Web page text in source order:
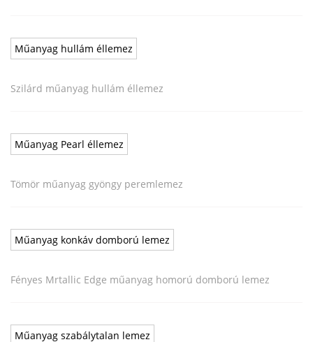
Műanyag hullám éllemez
Szilárd műanyag hullám éllemez
Műanyag Pearl éllemez
Tömör műanyag gyöngy peremlemez
Műanyag konkáv domború lemez
Fényes Mrtallic Edge műanyag homorú domború lemez
Műanyag szabálytalan lemez